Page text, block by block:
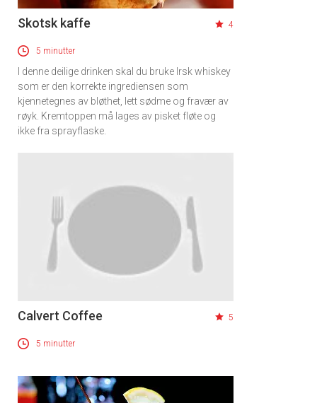
Skotsk kaffe 4
5 minutter
I denne deilige drinken skal du bruke Irsk whiskey
som er den korrekte ingrediensen som
kjennetegnes av bløthet, lett sødme og fravær av
røyk. Kremtoppen må lages av pisket fløte og
ikke fra sprayflaske.
Calvert Coffee 5
5 minutter